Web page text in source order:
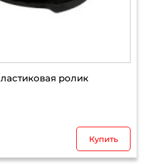
ролик
Купить